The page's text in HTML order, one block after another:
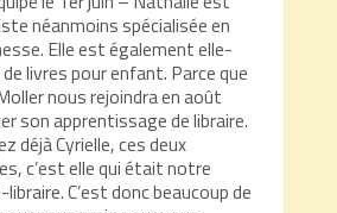
néanmoins spécialisée en
Elle est également elle-
livres pour enfant. Parce que
nous rejoindra en août
son apprentissage de libraire.
déjà Cyrielle, ces deux
c’est elle qui était notre
C’est donc beaucoup de